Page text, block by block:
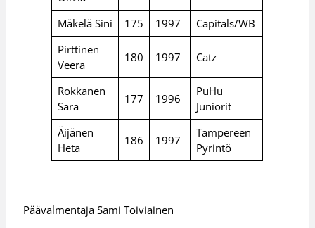
Mäkelä Sini 175 1997
Capitals/WB
Pirttinen
Veera
180 1997 Catz
Rokkanen
Sara
177 1996
PuHu
Juniorit
Äijänen
Heta
186 1997
Tampereen
Pyrintö
Päävalmentaja Sami Toiviainen